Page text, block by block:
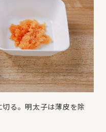
る。明太子は薄皮を除